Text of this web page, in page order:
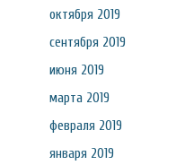
октября 2019
сентября 2019
июня 2019
марта 2019
февраля 2019
января 2019